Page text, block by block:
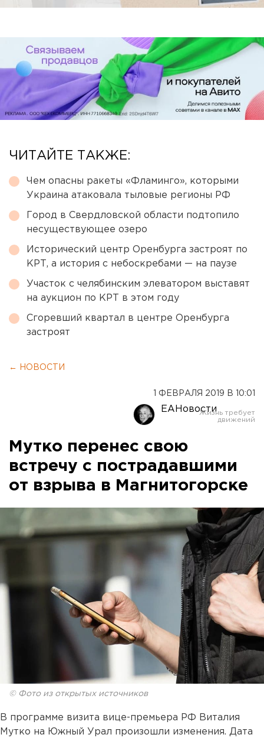
ЧИТАЙТЕ ТАКЖЕ:
Чем опасны ракеты «Фламинго», которыми
Украина атаковала тыловые регионы РФ
Город в Свердловской области подтопило
несуществующее озеро
Исторический центр Оренбурга застроят по
КРТ, а история с небоскребами — на паузе
Участок с челябинским элеватором выставят
на аукцион по КРТ в этом году
Сгоревший квартал в центре Оренбурга
застроят
← НОВОСТИ
1 ФЕВРАЛЯ 2019 В 10:01
ЕАНовости
Мутко перенес свою
встречу с пострадавшими
от взрыва в Магнитогорске
© Фото из открытых источников
В программе визита вице-премьера РФ Виталия
Мутко на Южный Урал произошли изменения. Дата